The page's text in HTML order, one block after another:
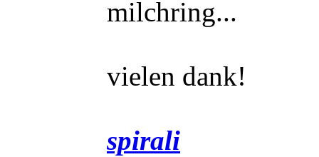
milchring...
vielen dank!
spirali